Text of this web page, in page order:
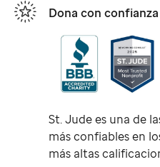
Dona con confianza
St. Judees una de
más confiables en
más altas